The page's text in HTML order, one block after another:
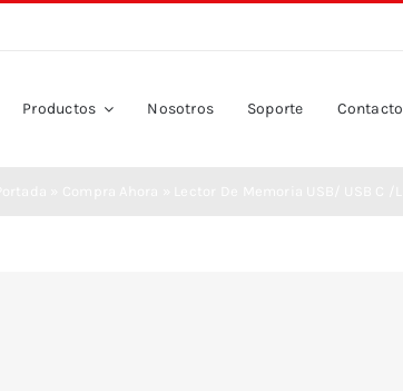
Productos Nosotros Soporte Contacto